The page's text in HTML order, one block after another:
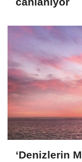
‘Denizlerin